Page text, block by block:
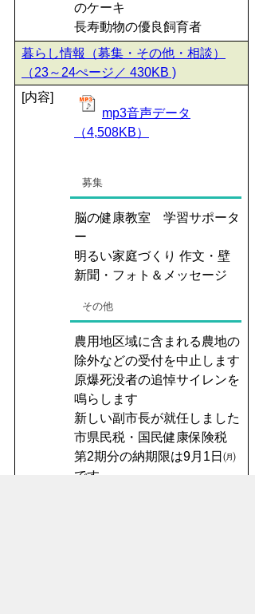
のケーキ
長寿動物の優良飼育者
暮らし情報（募集・その他・相談）
（23～24ぺージ／ 430KB )
[内容]
mp3音声データ
（4,508KB）
募集
脳の健康教室 学習サポータ
ー
明るい家庭づくり 作文・壁
新聞・フォト＆メッセージ
その他
農用地区域に含まれる農地の
除外などの受付を中止します
原爆死没者の追悼サイレンを
鳴らします
新しい副市長が就任しました
市県民税・国民健康保険税
第2期分の納期限は9月1日㈪
です